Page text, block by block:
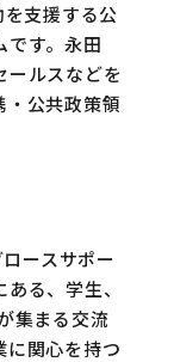
を支援する公
です。永田
ールスなどを
・公共政策領
ースサポー
る、学生、
集まる交流
に関心を持つ